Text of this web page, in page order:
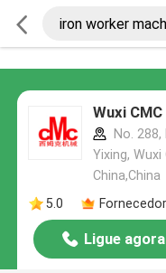
Wuxi
No.
Yixing, Wuxi
China,China
5.0
Ligue agora